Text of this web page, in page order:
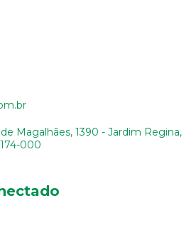
Magalhães, 1390 - Jardim Regina,
000